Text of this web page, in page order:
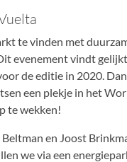
te vinden met
evenement vindt
de editie in 2020.
een plekje in het
te wekken!
en Joost
we via een